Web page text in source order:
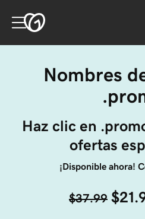
Nombres
Haz clic en
ofertas
¡Disponible ahora!
$37.99